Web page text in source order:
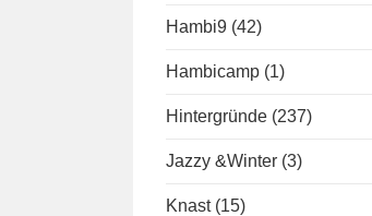
Hambi9 (42)
Hambicamp (1)
Hintergründe (237)
Jazzy &Winter (3)
Knast (15)